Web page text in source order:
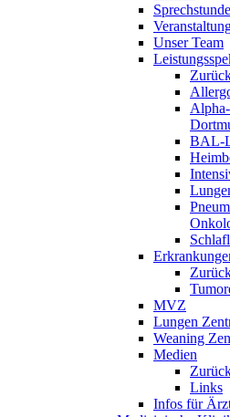
Unser Team
BAL-
MVZ
Lungen
Weaning
Medien
Links
Infos für